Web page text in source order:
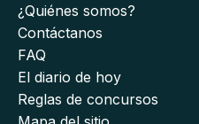
¿Quiénes somos?
Contáctanos
FAQ
El diario de hoy
Reglas de concursos